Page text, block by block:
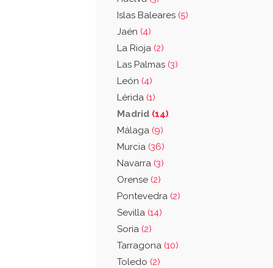
Islas Baleares (5)
Jaén (4)
La Rioja (2)
Las Palmas (3)
León (4)
Lérida (1)
Madrid (14)
Málaga (9)
Murcia (36)
Navarra (3)
Orense (2)
Pontevedra (2)
Sevilla (14)
Soria (2)
Tarragona (10)
Toledo (2)